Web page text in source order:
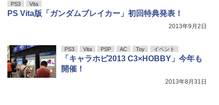
PS3 Vita
PS Vita版「ガンダムブレイカー」初回特典発表！
2013年9月2日
PS3 Vita PSP AC Toy イベント
「キャラホビ2013 C3×HOBBY」今年も
開催！
2013年8月31日